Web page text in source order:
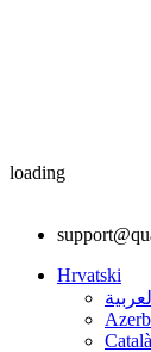
loading
Hrvatski
العربية
Català